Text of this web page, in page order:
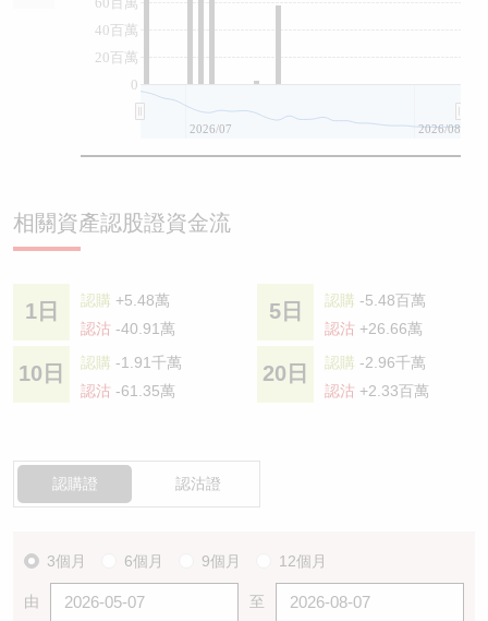
0
20百萬
40百萬
2026/07 2026/08
相關資產認股證資金流
1日 認購 +5.48萬
認沽 -40.91萬
5日 認購 -5.48百萬
認沽 +26.66萬
10日 認購 -1.91千萬
認沽 -61.35萬
20日 認購 -2.96千萬
認沽 +2.33百萬
認購證 認沽證
3個月 6個月 9個月 12個月
由 至